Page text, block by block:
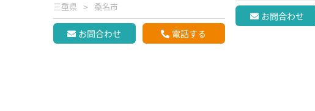
三重県 桑名市
お問合わせ 電話する
お問合わせ